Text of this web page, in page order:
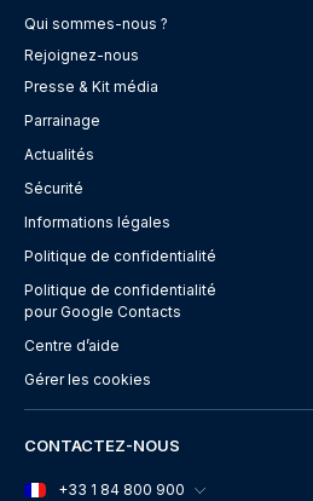
Qui sommes-nous ?
Rejoignez-nous
Presse & Kit média
Parrainage
Actualités
Sécurité
Informations légales
Politique de confidentialité
Politique de confidentialité
pour Google Contacts
Centre d’aide
Gérer les cookies
CONTACTEZ-NOUS
+33 1 84 800 900